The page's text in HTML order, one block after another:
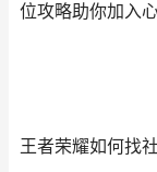
位攻略助你加入
王者荣耀如何找